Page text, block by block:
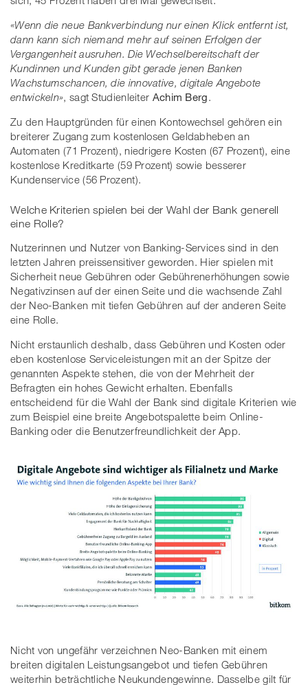
«Wenn die neue Bankverbindung nur einen Klick entfernt ist,
dann kann sich niemand mehr auf seinen Erfolgen der
Vergangenheit ausruhen. Die Wechselbereitschaft der
Kundinnen und Kunden gibt gerade jenen Banken
Wachstumschancen, die innovative, digitale Angebote
entwickeln», sagt Studienleiter Achim Berg.
Zu den Hauptgründen für einen Kontowechsel gehören ein
breiterer Zugang zum kostenlosen Geldabheben an
Automaten (71 Prozent), niedrigere Kosten (67 Prozent), eine
kostenlose Kreditkarte (59 Prozent) sowie besserer
Kundenservice (56 Prozent).
Welche Kriterien spielen bei der Wahl der Bank generell
eine Rolle?
Nutzerinnen und Nutzer von Banking-Services sind in den
letzten Jahren preissensitiver geworden. Hier spielen mit
Sicherheit neue Gebühren oder Gebührenerhöhungen sowie
Negativzinsen auf der einen Seite und die wachsende Zahl
der Neo-Banken mit tiefen Gebühren auf der anderen Seite
eine Rolle.
Nicht erstaunlich deshalb, dass Gebühren und Kosten oder
eben kostenlose Serviceleistungen mit an der Spitze der
genannten Aspekte stehen, die von der Mehrheit der
Befragten ein hohes Gewicht erhalten. Ebenfalls
entscheidend für die Wahl der Bank sind digitale Kriterien wie
zum Beispiel eine breite Angebotspalette beim Online-
Banking oder die Benutzerfreundlichkeit der App.
Nicht von ungefähr verzeichnen Neo-Banken mit einem
breiten digitalen Leistungsangebot und tiefen Gebühren
weiterhin beträchtliche Neukundengewinne. Dasselbe gilt für